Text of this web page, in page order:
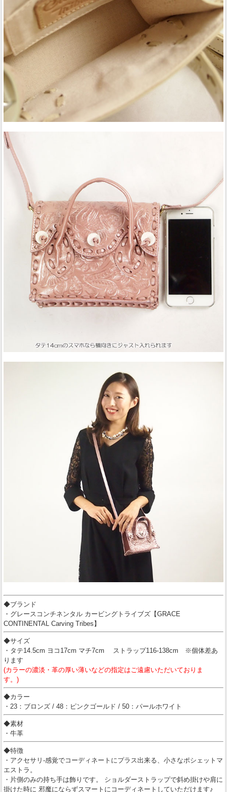
◆ブランド
・グレースコンチネンタル カービングトライブズ【GRACE
CONTINENTAL Carving Tribes】
◆サイズ
・タテ14.5cm ヨコ17cm マチ7cm ストラップ116-138cm ※個体差あ
ります
(カラーの濃淡・革の厚い薄いなどの指定はご遠慮いただいておりま
す。)
◆カラー
・23：ブロンズ / 48：ピンクゴールド / 50：パールホワイト
◆素材
・牛革
◆特徴
・アクセサリ-感覚でコーディネートにプラス出来る、小さなポシェットマ
エストラ。
・片側のみの持ち手は飾りです。 ショルダーストラップで斜め掛けや肩に
掛けた時に 邪魔にならずスマートにコーディネートしていただけます♪